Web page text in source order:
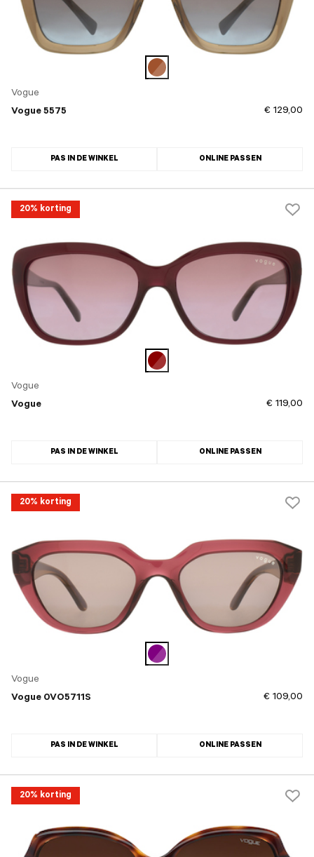
Vogue
Vogue 5575
€ 129,00
PAS IN DE WINKEL ONLINE PASSEN
20% korting
Vogue
Vogue
€ 119,00
PAS IN DE WINKEL ONLINE PASSEN
20% korting
Vogue
Vogue 0VO5711S
€ 109,00
PAS IN DE WINKEL ONLINE PASSEN
20% korting